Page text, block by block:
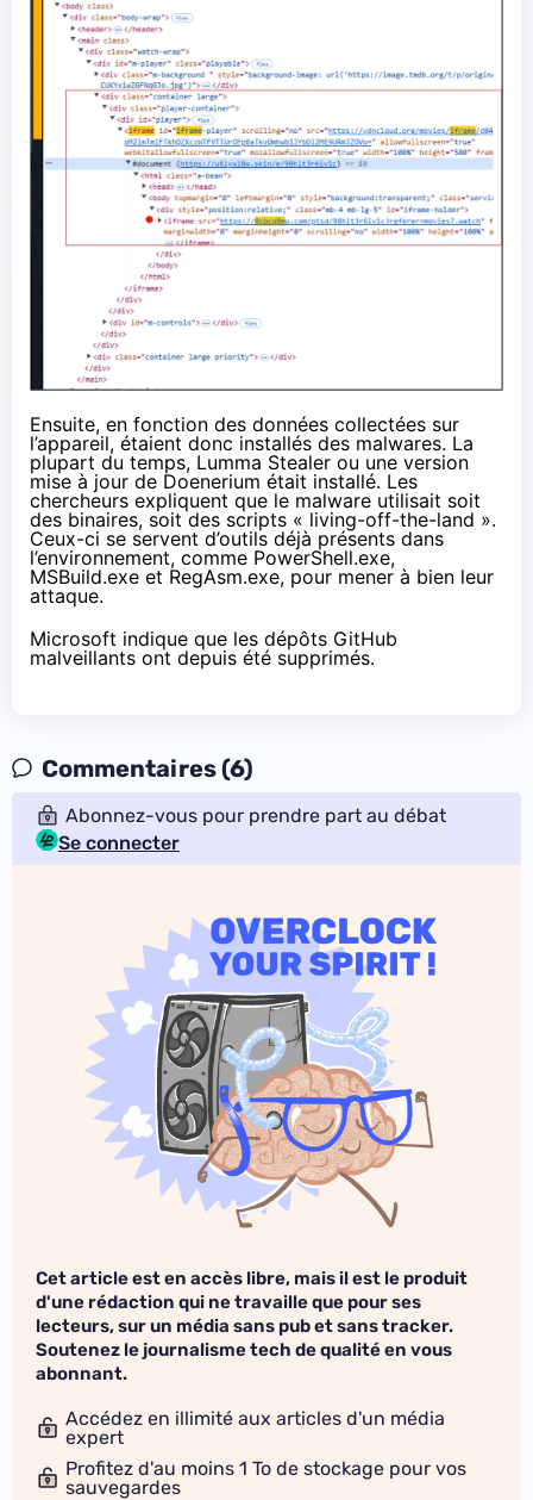
Ensuite, en fonction des données collectées sur
l’appareil, étaient donc installés des malwares. La
plupart du temps, Lumma Stealer ou une version
mise à jour de Doenerium était installé. Les
chercheurs expliquent que le malware utilisait soit
des binaires, soit des scripts « living-off-the-land ».
Ceux-ci se servent d’outils déjà présents dans
l’environnement, comme PowerShell.exe,
MSBuild.exe et RegAsm.exe, pour mener à bien leur
attaque.
Microsoft indique que les dépôts GitHub
malveillants ont depuis été supprimés.
Commentaires (6)
Abonnez-vous pour prendre part au débat
Se connecter
Cet article est en accès libre, mais il est le produit
d'une rédaction qui ne travaille que pour ses
lecteurs, sur un média sans pub et sans tracker.
Soutenez le journalisme tech de qualité en vous
abonnant.
Accédez en illimité aux articles d'un média
expert
Profitez d'au moins 1 To de stockage pour vos
sauvegardes